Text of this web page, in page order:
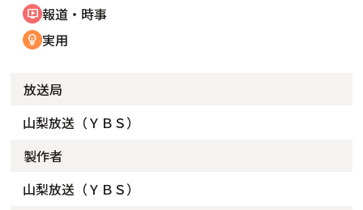
ondemand_video 報道・時事
emoji_objects 実用
放送局
山梨放送（ＹＢＳ）
製作者
山梨放送（ＹＢＳ）